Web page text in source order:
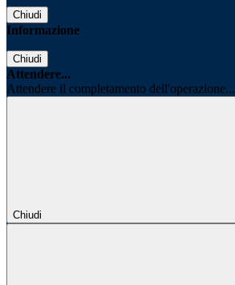
Chiudi
Informazione
Chiudi
Attendere...
Attendere il completamento dell'operazione...
Chiudi